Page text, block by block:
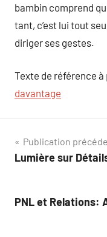
bambin comprend
tant, c’est lui tout
diriger ses gestes.
Texte de référence à
davantage
Navigation
de
Publication
Lumière sur
PNL et Relations: